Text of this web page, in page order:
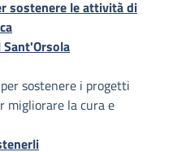
sostenere le attività di
sostenere i progetti
migliorare la cura e